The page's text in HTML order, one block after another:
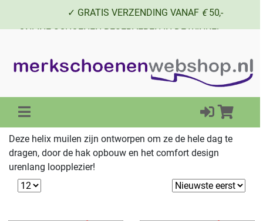
✓ GRATIS VERZENDING VANAF €50,-
✓ ONLINE SCHOENEN RESERVEREN IN DE WINKEL
Deze helix muilen zijn ontworpen om ze de hele dag te
dragen, door de hak opbouw en het comfort design
urenlang loopplezier!